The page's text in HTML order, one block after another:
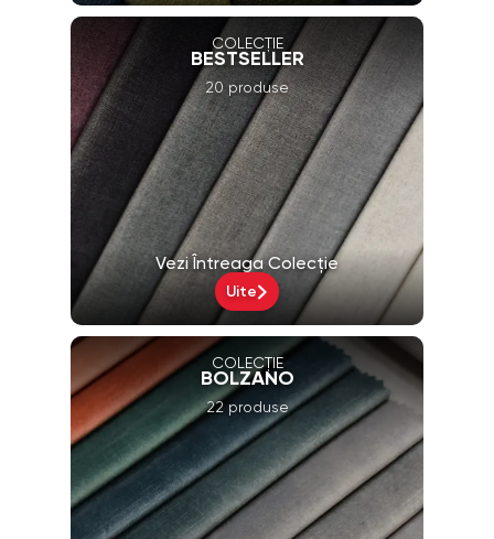
COLECȚIE
BESTSELLER
20 produse
Vezi Întreaga Colecție
Uite
COLECȚIE
BOLZANO
22 produse